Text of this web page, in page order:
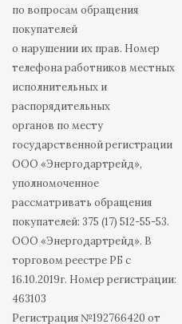
по вопросам обращения
покупателей
о нарушении их прав. Номер
телефона работников местных
исполнительных и
распорядительных
органов по месту
государственной регистрации
ООО «Энергодартрейд»,
уполномоченное
рассматривать обращения
покупателей: 375 (17) 512-55-53.
ООО «Энергодартрейд». В
торговом реестре РБ с
16.10.2019г. Номер регистрации:
463103
Регистрация №192766420 от